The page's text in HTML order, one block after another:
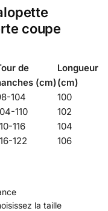
coupe
de
(cm)
Longueur
(cm)
104
100
110
102
116
104
122 106
la taille